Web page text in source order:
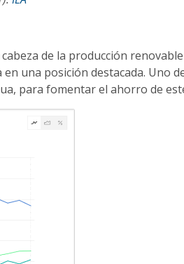
cabeza de la producción
una posición destacada. Uno
para fomentar el ahorro de